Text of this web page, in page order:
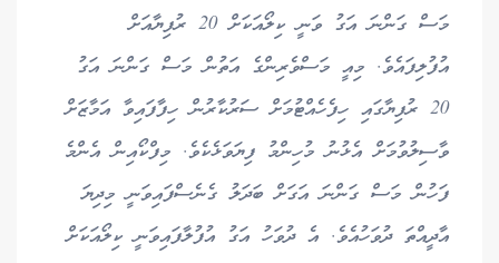
މަސް ގަންނަ އަގު ވަނީ ކިލޯއަކަށް 20 ރުފިޔާއަށް
އުފުލިފައެވެ. މިއީ މަސްވެރިންގެ އަތުން މަސް ގަންނަ އަގު
20 ރުފިޔާގައި ހިފެހެއްޓުމަށް ސަރުކާރުން ހިފާފައިވާ އަމާޒަށް
ވާސިލުވުމަށް އެޅުނު މުހިންމު ފިޔަވަޅެކެވެ. މިފްކޯއިން އެންމެ
ފަހުން މަސް ގަންނަ އަގަށް ބަދަލު ގެނެސްފައިވަނީ މިދިޔަ
އާދީއްތަ ދުވަހުއެވެ. އެ ދުވަހު އަގު އުފުލާފައިވަނީ ކިލޯއަކަށް